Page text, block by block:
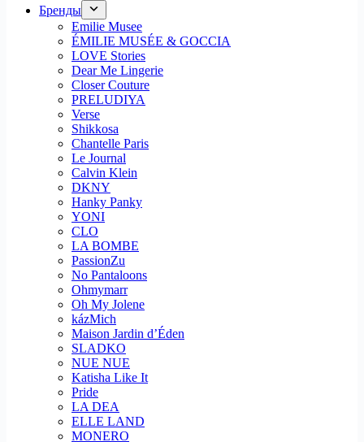
Бренды
Emilie Musee
ÉMILIE MUSÉE & GOCCIA
LOVE Stories
Dear Me Lingerie
Closer Couture
PRELUDIYA
Verse
Shikkosa
Chantelle Paris
Le Journal
Calvin Klein
DKNY
Hanky Panky
YONI
CLO
LA BOMBE
PassionZu
No Pantaloons
Ohmymarr
Oh My Jolene
kázMich
Maison Jardin d’Éden
SLADKO
NUE NUE
Katisha Like It
Pride
LA DEA
ELLE LAND
MONERO